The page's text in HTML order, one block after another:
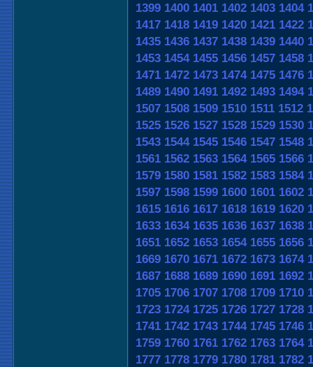
1399 1400 1401 1402 1403 1404
1417 1418 1419 1420 1421 1422
1435 1436 1437 1438 1439 1440
1453 1454 1455 1456 1457 1458
1471 1472 1473 1474 1475 1476
1489 1490 1491 1492 1493 1494
1507 1508 1509 1510 1511 1512
1525 1526 1527 1528 1529 1530
1543 1544 1545 1546 1547 1548
1561 1562 1563 1564 1565 1566
1579 1580 1581 1582 1583 1584
1597 1598 1599 1600 1601 1602
1615 1616 1617 1618 1619 1620
1633 1634 1635 1636 1637 1638
1651 1652 1653 1654 1655 1656
1669 1670 1671 1672 1673 1674
1687 1688 1689 1690 1691 1692
1705 1706 1707 1708 1709 1710
1723 1724 1725 1726 1727 1728
1741 1742 1743 1744 1745 1746
1759 1760 1761 1762 1763 1764
1777 1778 1779 1780 1781 1782